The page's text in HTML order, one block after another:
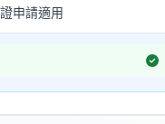
申請適用